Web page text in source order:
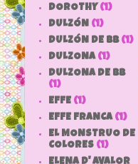
DOROTHY (1)
DULZÓN (1)
DULZÓN DE BB (1)
DULZONA (1)
DULZONA DE BB
(1)
EFFE (1)
EFFE FRANCA (1)
EL MONSTRUO DE
COLORES (1)
ELENA D' AVALOR